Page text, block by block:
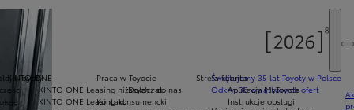
Świętujemy 35 lat Toyoty w Polsce
Odkryj 35 wyjątkowych ofert
Praca w Toyocie
Dołącz do nas
Kontakt
KINTO ONE
KINTO ONE Leasing niższych rat
KINTO ONE Leasing konsumencki
Toyoty
Strefa klienta
Aplikacja MyToyota
Instrukcje obsługi